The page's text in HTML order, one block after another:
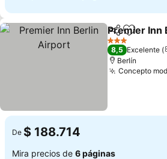
Compartir
Premier Inn
3 Estrellas
8,5 Excelente
Berlín
Concepto
De $ 188.714
Mira precios de 6 páginas